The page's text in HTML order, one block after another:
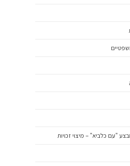
"עם כלביא" – מיצוי זכויות